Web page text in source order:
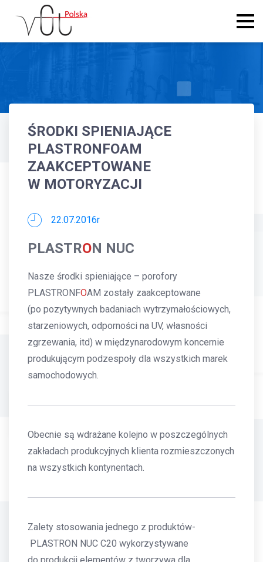
ŚRODKI SPIENIAJĄCE
PLASTRONFOAM
ZAAKCEPTOWANE
W MOTORYZACJI
22.07.2016r
PLASTRON NUC
Nasze środki spieniające – porofory
PLASTRONFOAM zostały zaakceptowane
(po pozytywnych badaniach wytrzymałościowych,
starzeniowych, odporności na UV, własności
zgrzewania, itd) w międzynarodowym koncernie
produkującym podzespoły dla wszystkich marek
samochodowych.
Obecnie są wdrażane kolejno w poszczególnych
zakładach produkcyjnych klienta rozmieszczonych
na wszystkich kontynentach.
Zalety stosowania jednego z produktów-
PLASTRON NUC C20 wykorzystywane